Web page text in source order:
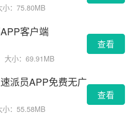
小：75.80MB
客户端
大小：69.91MB
查看
派员APP免费无广
小：55.58MB
查看